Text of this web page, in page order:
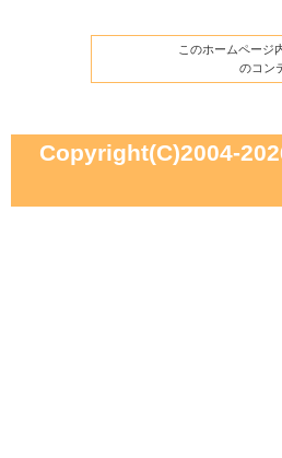
このホームページ
のコン
Copyright(C)2004-